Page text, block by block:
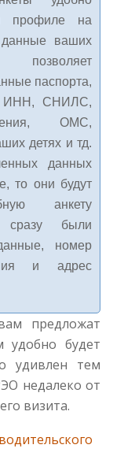
профиле на
данные ваших
паспорта,
ИНН, СНИЛС,
ОМС,
детях и тд.
данных
то они будут
анкету
сразу были
номер
и адрес
предложат
будет
удивлен тем
недалеко от
визита.